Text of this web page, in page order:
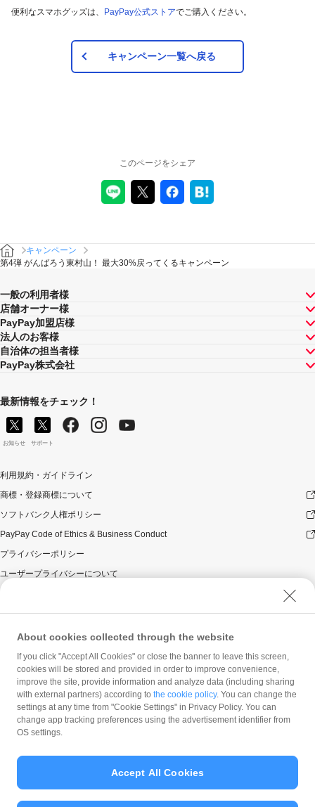
便利なスマホグッズは、 PayPay公式ストアでご購入ください。
キャンペーン一覧へ戻る
このページをシェア
キャンペーン
第4弾 がんばろう東村山！ 最大30%戻ってくるキャンペーン
一般の利用者様
店舗オーナー様
PayPay加盟店様
法人のお客様
自治体の担当者様
PayPay株式会社
最新情報をチェック！
お知らせ サポート
利用規約・ガイドライン
商標・登録商標について
ソフトバンク人権ポリシー
PayPay Code of Ethics & Business Conduct
プライバシーポリシー
ユーザープライバシーについて
ウェブサイト利用規約
反社会的勢力に対する方針
勧誘方針
マネロン等基本方針
カスタマーハラスメントに関する当社の考え方
© PayPay Corporation
About cookies collected through the website
If you click "Accept All Cookies" or close the banner to leave this screen,
cookies will be stored and provided in order to improve convenience,
improve the site, provide information and analyze data (including sharing
with external partners) according to the cookie policy. You can change the
settings at any time from "Cookie Settings" in Privacy Policy. You can
change app tracking preferences using the advertisement identifier from
OS settings.
Accept All Cookies